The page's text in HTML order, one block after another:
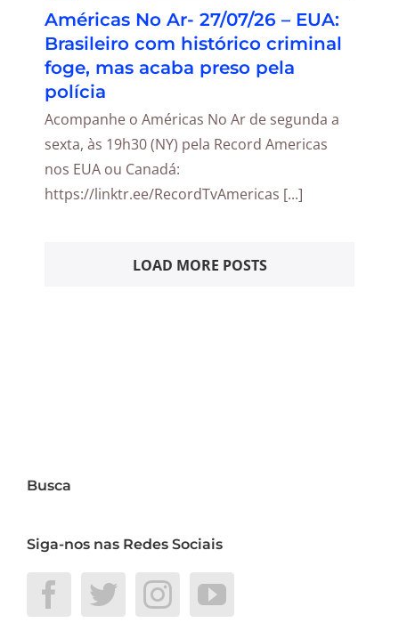
Américas No Ar- 27/07/26 – EUA:
Brasileiro com histórico criminal
foge, mas acaba preso pela
polícia
Acompanhe o Américas No Ar de segunda a
sexta, às 19h30 (NY) pela Record Americas
nos EUA ou Canadá:
https://linktr.ee/RecordTvAmericas [...]
LOAD MORE POSTS
Busca
Siga-nos nas Redes Sociais